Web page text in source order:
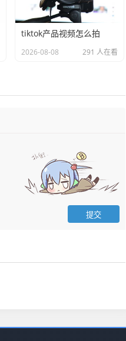
tiktok产品视频怎么拍
2026-08-08 291 人在看